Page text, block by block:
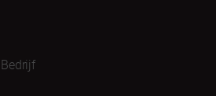
Bedrijf